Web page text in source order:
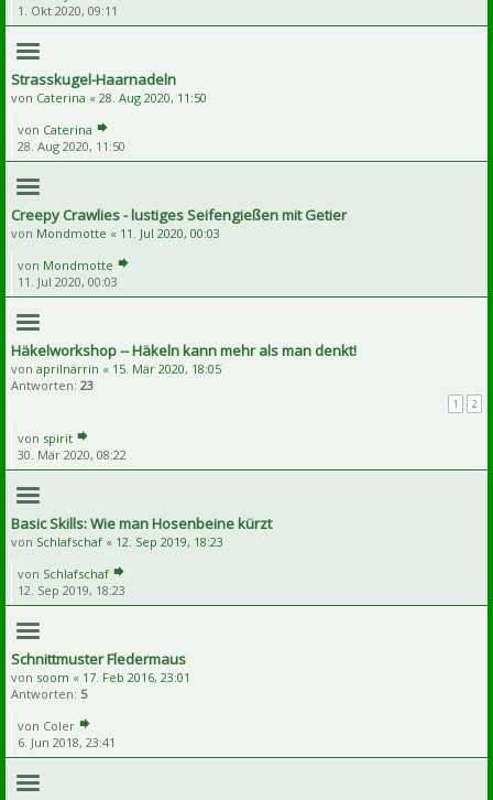
1. Okt 2020, 09:11
Strasskugel-Haarnadeln
von Caterina « 28. Aug 2020, 11:50
von Caterina
28. Aug 2020, 11:50
Creepy Crawlies - lustiges Seifengießen mit Getier
von Mondmotte « 11. Jul 2020, 00:03
von Mondmotte
11. Jul 2020, 00:03
Häkelworkshop -- Häkeln kann mehr als man denkt!
von aprilnärrin « 15. Mär 2020, 18:05
Antworten: 23
1 2
von spirit
30. Mär 2020, 08:22
Basic Skills: Wie man Hosenbeine kürzt
von Schlafschaf « 12. Sep 2019, 18:23
von Schlafschaf
12. Sep 2019, 18:23
Schnittmuster Fledermaus
von soom « 17. Feb 2016, 23:01
Antworten: 5
von Coler
6. Jun 2018, 23:41